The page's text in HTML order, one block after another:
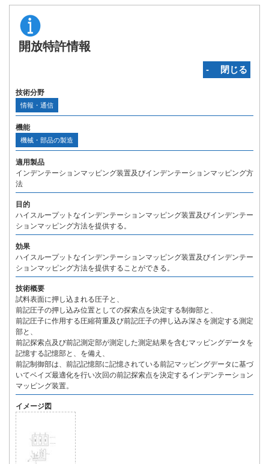
開放特許情報
‐ 閉じる
技術分野
情報・通信
機能
機械・部品の製造
適用製品
インデンテーションマッピング装置及びインデンテーションマッピング方
法
目的
ハイスループットなインデンテーションマッピング装置及びインデンテー
ションマッピング方法を提供する。
効果
ハイスループットなインデンテーションマッピング装置及びインデンテー
ションマッピング方法を提供することができる。
技術概要
試料表面に押し込まれる圧子と、
前記圧子の押し込み位置としての探索点を決定する制御部と、
前記圧子に作用する圧縮荷重及び前記圧子の押し込み深さを測定する測定
部と、
前記探索点及び前記測定部が測定した測定結果を含むマッピングデータを
記憶する記憶部と、を備え、
前記制御部は、前記記憶部に記憶されている前記マッピングデータに基づ
いてベイズ最適化を行い次回の前記探索点を決定するインデンテーション
マッピング装置。
イメージ図